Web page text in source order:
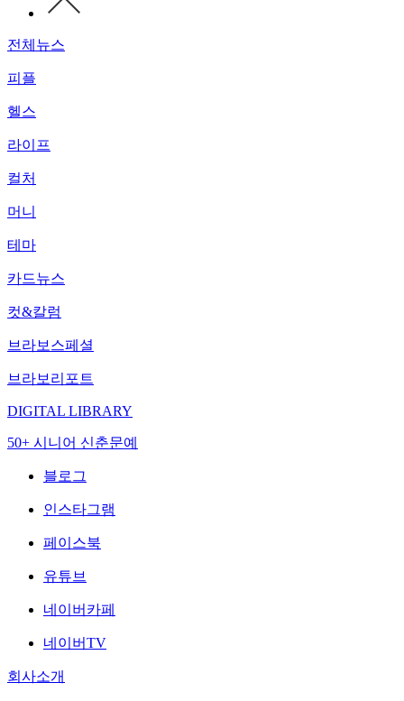
전체뉴스
피플
헬스
라이프
컬처
머니
테마
카드뉴스
컷&칼럼
브라보스페셜
브라보리포트
DIGITAL LIBRARY
50+ 시니어 신춘문예
블로그
인스타그램
페이스북
유튜브
네이버카페
네이버TV
회사소개